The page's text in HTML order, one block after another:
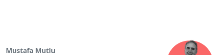
Mustafa Mutlu